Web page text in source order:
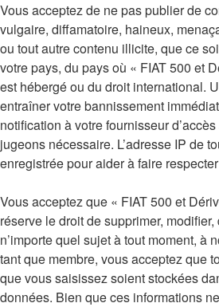
Vous acceptez de ne pas publier de
vulgaire, diffamatoire, haineux,
ou tout autre contenu illicite, que ce
votre pays, du pays où « FIAT 500 et
est hébergé ou du droit international.
entraîner votre bannissement
notification à votre fournisseur
jugeons nécessaire. L’adresse IP de
enregistrée pour aider à faire
Vous acceptez que « FIAT 500 et
réserve le droit de supprimer,
n’importe quel sujet à tout moment, à
tant que membre, vous acceptez que
que vous saisissez soient stockées
données. Bien que ces informations